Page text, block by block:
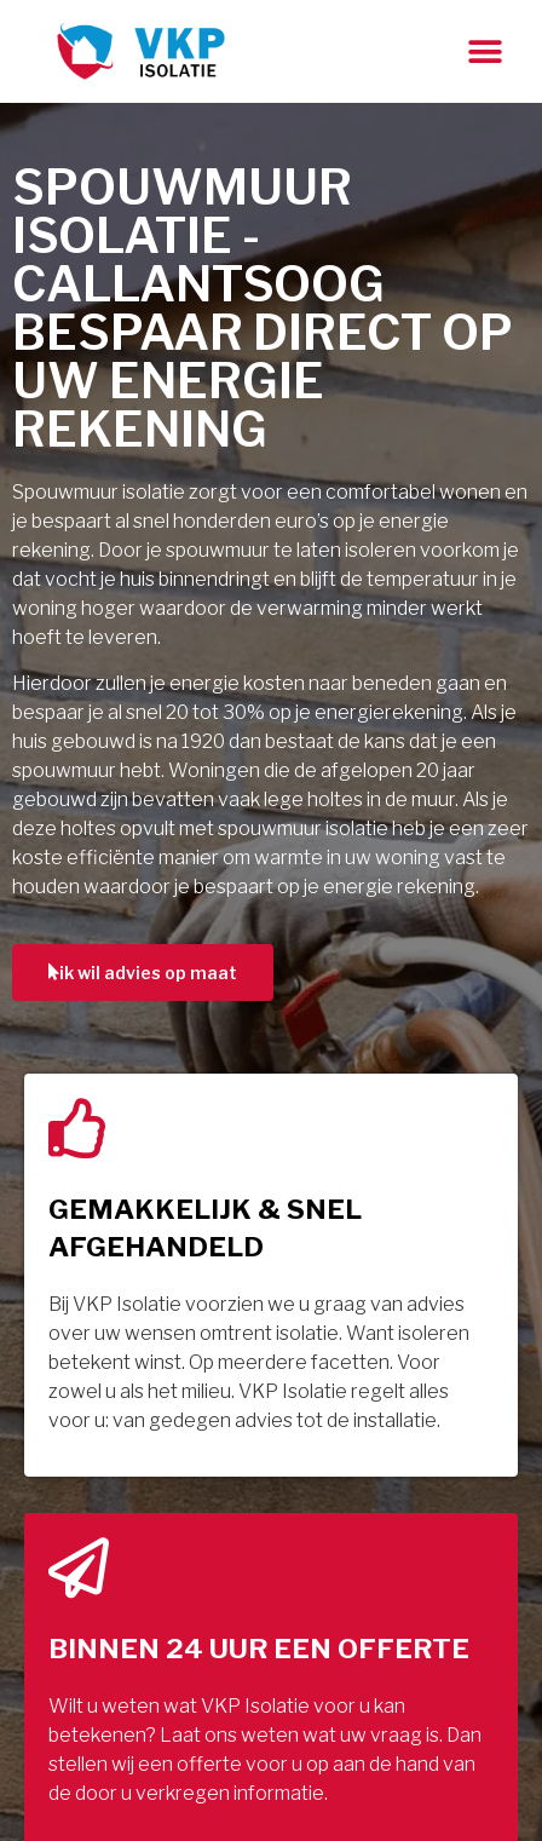
SPOUWMUUR
ISOLATIE -
CALLANTSOOG
BESPAAR DIRECT OP
UW ENERGIE
REKENING
Spouwmuur isolatie zorgt voor een comfortabel wonen en
je bespaart al snel honderden euro’s op je energie
rekening. Door je spouwmuur te laten isoleren voorkom je
dat vocht je huis binnendringt en blijft de temperatuur in je
woning hoger waardoor de verwarming minder werkt
hoeft te leveren.
Hierdoor zullen je energie kosten naar beneden gaan en
bespaar je al snel 20 tot 30% op je energierekening. Als je
huis gebouwd is na 1920 dan bestaat de kans dat je een
spouwmuur hebt. Woningen die de afgelopen 20 jaar
gebouwd zijn bevatten vaak lege holtes in de muur. Als je
deze holtes opvult met spouwmuur isolatie heb je een zeer
koste efficiënte manier om warmte in uw woning vast te
houden waardoor je bespaart op je energie rekening.
ik wil advies op maat
GEMAKKELIJK & SNEL
AFGEHANDELD
Bij VKP Isolatie voorzien we u graag van advies
over uw wensen omtrent isolatie. Want isoleren
betekent winst. Op meerdere facetten. Voor
zowel u als het milieu. VKP Isolatie regelt alles
voor u: van gedegen advies tot de installatie.
BINNEN 24 UUR EEN OFFERTE
Wilt u weten wat VKP Isolatie voor u kan
betekenen? Laat ons weten wat uw vraag is. Dan
stellen wij een offerte voor u op aan de hand van
de door u verkregen informatie.